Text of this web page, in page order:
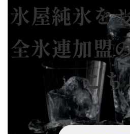
氷屋純氷を
全氷連加盟
こ